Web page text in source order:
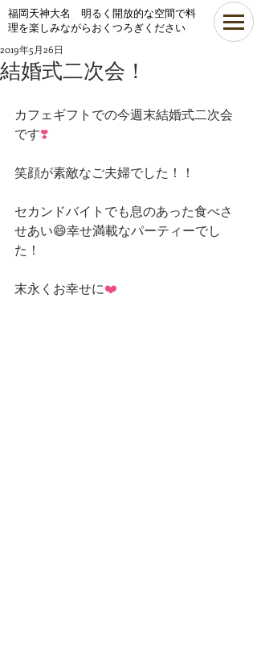
​福岡天神大名 明るく開放的な空間で料
理を楽しみながらおくつろぎください
結婚式二次会！
2019年5月26日
カフェギフトでの今週末結婚式二次会
です❣️
笑顔が素敵なご夫婦でした！！
セカンドバイトでも息のあった食べさ
せあい😄幸せ満載なパーティーでし
た！
末永くお幸せに❤️